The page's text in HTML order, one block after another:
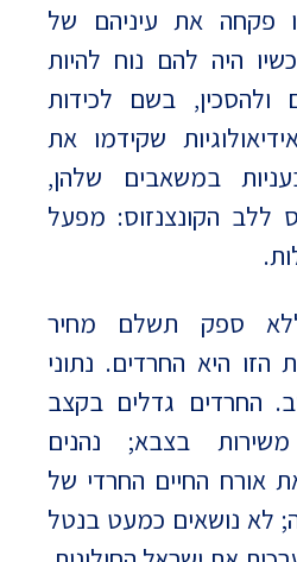
פקחה את עיניהם של
היה להם נוח להיות
ולהסכין, בשם לכידות
שקידמו את
במשאבים שלהן,
ללב הקונצנזוס: מפעל
ספק תשלם מחיר
היא החרדים. נתוני
החרדים גדלים בקצב
בצבא; נהנים
אורח החיים החרדי של
לא נושאים כמעט בנטל